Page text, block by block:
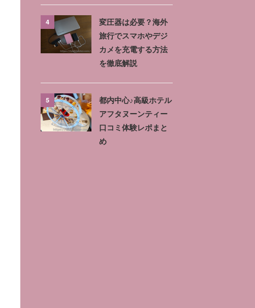
4
変圧器は必要？海外
旅行でスマホやデジ
カメを充電する方法
を徹底解説
5
都内中心♪高級ホテル
アフタヌーンティー
口コミ体験レポまと
め